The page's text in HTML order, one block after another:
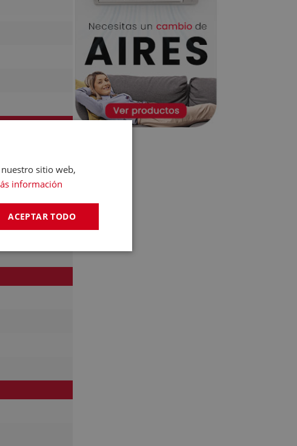
sitio web,
información
ACEPTAR TODO